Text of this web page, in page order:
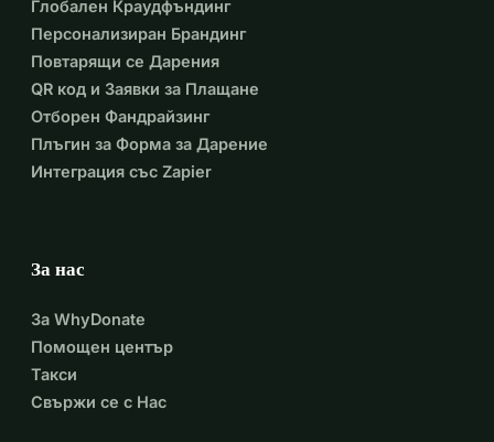
Глобален Краудфъндинг
Персонализиран Брандинг
Повтарящи се Дарения
QR код и Заявки за Плащане
Отборен Фандрайзинг
Плъгин за Форма за Дарение
Интеграция със Zapier
За нас
За WhyDonate
Помощен център
Такси
Свържи се с Нас